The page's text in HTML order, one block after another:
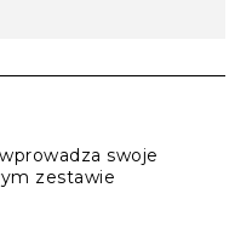
swoje
zestawie